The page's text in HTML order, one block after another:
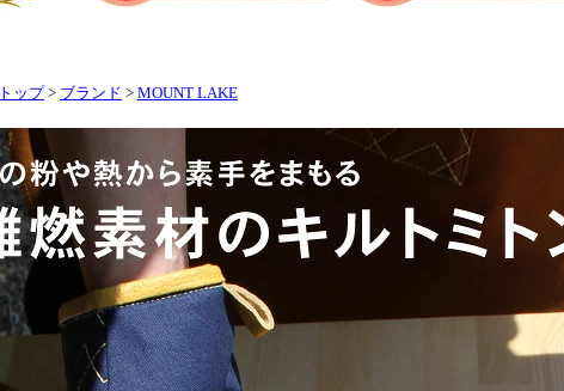
ップ > ブランド > MOUNT LAKE